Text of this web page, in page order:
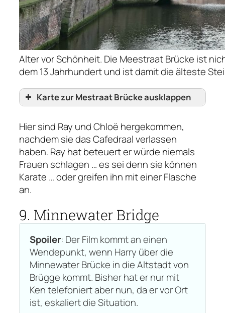
Alter vor Schönheit. Die Meestraat Brücke ist
dem 13 Jahrhundert und ist damit die älteste
Karte zur Mestraat Brücke ausklappen
Standort der Mestraat Brücke
Scanne den Qr Code oder klicke ihn an,
um den exakten Standort der Mestraat
Brücke bei Google Maps angezeigt zu
bekommen.
Hier sind Ray und Chloë hergekommen,
nachdem sie das Cafedraal verlassen
haben. Ray hat beteuert er würde niemals
Frauen schlagen … es sei denn sie können
Karate … oder greifen ihn mit einer Flasche
an.
9. Minnewater Bridge
Spoiler: Der Film kommt an einen
Wendepunkt, wenn Harry über die
Minnewater Brücke in die Altstadt von
Brügge kommt. Bisher hat er nur mit
Ken telefoniert aber nun, da er vor Ort
ist, eskaliert die Situation.